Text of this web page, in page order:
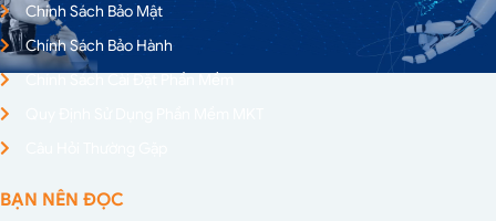
Chính Sách Bảo Mật
Chính Sách Bảo Hành
BẠN NÊN ĐỌC